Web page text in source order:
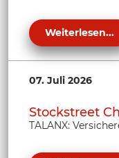
Weiterlesen...
07. Juli 2026
Stockstreet
TALANX: